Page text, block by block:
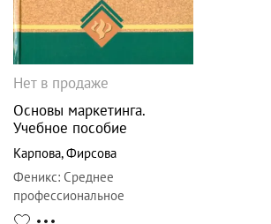
Нет в продаже
Основы маркетинга.
Учебное пособие
Карпова,Фирсова
Феникс: Среднее
профессиональное
образование